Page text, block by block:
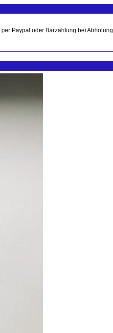
Paypal oder Barzahlung bei Abholung